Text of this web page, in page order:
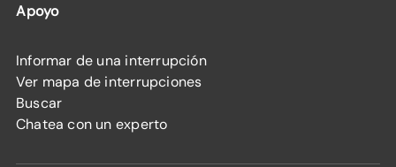
Apoyo
Informar de una interrupción
Ver mapa de interrupciones
Buscar
Chatea con un experto